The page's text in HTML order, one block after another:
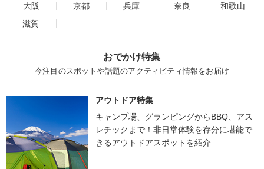
大阪
京都 兵庫 奈良
和歌山
滋賀
おでかけ特集
今注目のスポットや話題のアクティビティ情報をお届け
アウトドア特集
キャンプ場、グランピングからBBQ、アス
レチックまで！非日常体験を存分に堪能で
きるアウトドアスポットを紹介